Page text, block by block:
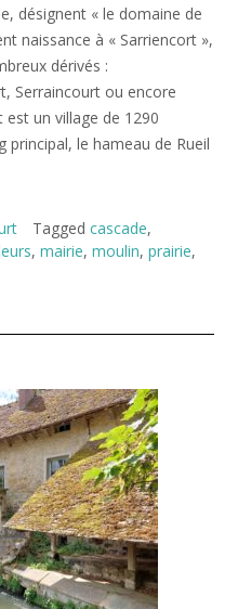
désignent « le domaine de
naissance à « Sarriencort »,
dérivés :
Serraincourt ou encore
est un village de 1290
le hameau de Rueil
Tagged cascade,
, mairie, moulin, prairie,